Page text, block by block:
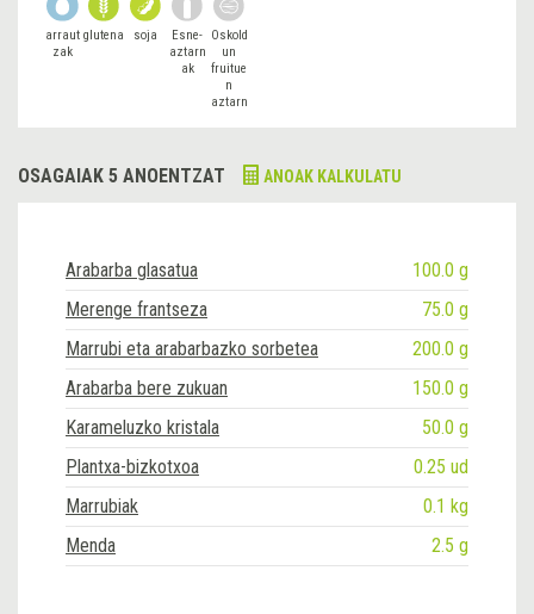
arraut
zak
glutena soja
Esne-
aztarn
ak
Oskold
un
fruitue
n
aztarn
OSAGAIAK 5 ANOENTZAT ANOAK KALKULATU
Arabarba glasatua
100.0 g
Merenge frantseza
75.0 g
Marrubi eta arabarbazko sorbetea
200.0 g
Arabarba bere zukuan
150.0 g
Karameluzko kristala
50.0 g
Plantxa-bizkotxoa
0.25 ud
Marrubiak
0.1 kg
Menda
2.5 g